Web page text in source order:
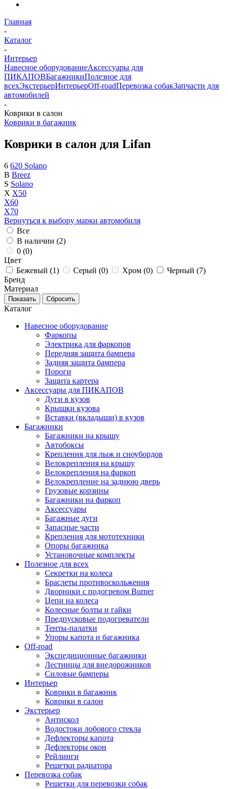
Главная
-
Каталог
-
Интерьер
Навесное оборудованиеАксессуары для
ПИКАПОВБагажникиПолезное для
всехЭкстерьерИнтерьерOff-roadПеревозка собакЗапчасти для
автомобилей
-
Коврики в салон
Коврики в багажник
Коврики в салон для Lifan
6 620 Solano
B Breez
S Solano
X X50
X60
X70
Вернуться к выбору марки автомобиля
Все
В наличии (2)
0 (0)
Цвет
Бежевый (1) Серый (0) Хром (0) Черный (7)
Бренд
Материал
Каталог
Навесное оборудование
Фаркопы
Электрика для фаркопов
Передняя защита бампера
Задняя защита бампера
Пороги
Защита картера
Аксессуары для ПИКАПОВ
Дуги в кузов
Крышки кузова
Вставки (вкладыши) в кузов
Багажники
Багажники на крышу
Автобоксы
Крепления для лыж и сноубордов
Велокрепления на крышу
Велокрепления на фаркоп
Велокрепление на заднюю дверь
Грузовые корзины
Багажники на фаркоп
Аксессуары
Багажные дуги
Запасные части
Крепления для мототехники
Опоры багажника
Установочные комплекты
Полезное для всех
Секретки на колеса
Браслеты противоскольжения
Дворники с подогревом Burner
Цепи на колеса
Колесные болты и гайки
Предпусковые подогреватели
Тенты-палатки
Упоры капота и багажника
Off-road
Экспедиционные багажники
Лестницы для внедорожников
Силовые бамперы
Интерьер
Коврики в багажник
Коврики в салон
Экстерьер
Антискол
Водостоки лобового стекла
Дефлекторы капота
Дефлекторы окон
Рейлинги
Решетки радиатора
Перевозка собак
Решетки для перевозки собак